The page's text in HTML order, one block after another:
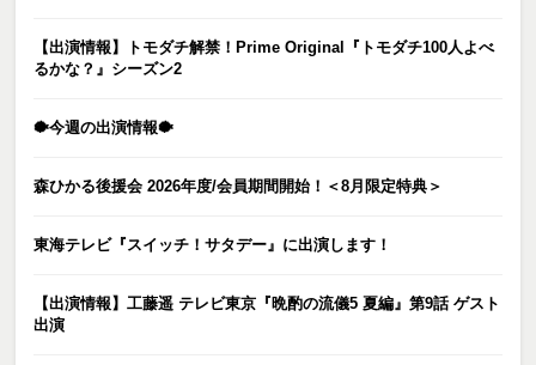
【出演情報】トモダチ解禁！Prime Original『トモダチ100人よべ
るかな？』シーズン2
🐡今週の出演情報🐡
森ひかる後援会 2026年度/会員期間開始！＜8月限定特典＞
東海テレビ『スイッチ！サタデー』に出演します！
【出演情報】工藤遥 テレビ東京『晩酌の流儀5 夏編』第9話 ゲスト
出演